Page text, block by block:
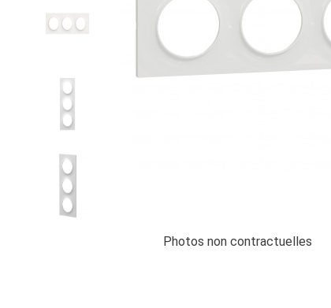
Photos non contractuelles